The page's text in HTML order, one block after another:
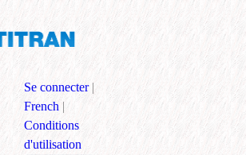
Se connecter |
French |
Conditions
d'utilisation